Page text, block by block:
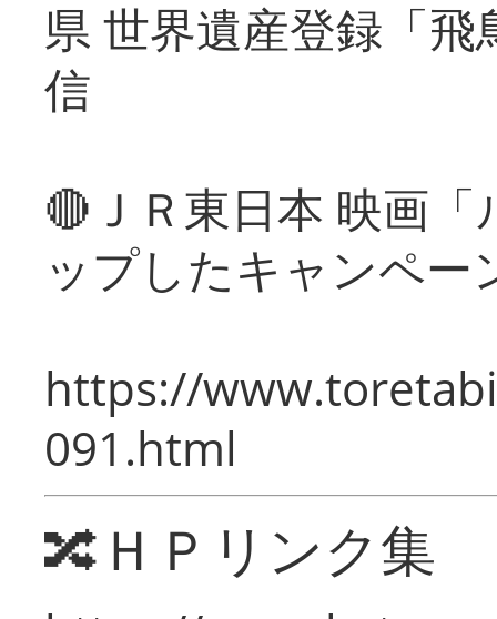
県 世界遺産登録「
信
🔴ＪＲ東日本 映画
ップしたキャンペー
https://
091.html
🔀ＨＰリンク集